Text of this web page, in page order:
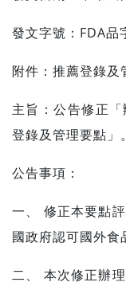
發文字號：FDA
附件：推薦登錄
主旨：公告修正
登錄及管理要點」。
公告事項：
一、 修正本要點
國政府認可國外食
二、 本次修正辦